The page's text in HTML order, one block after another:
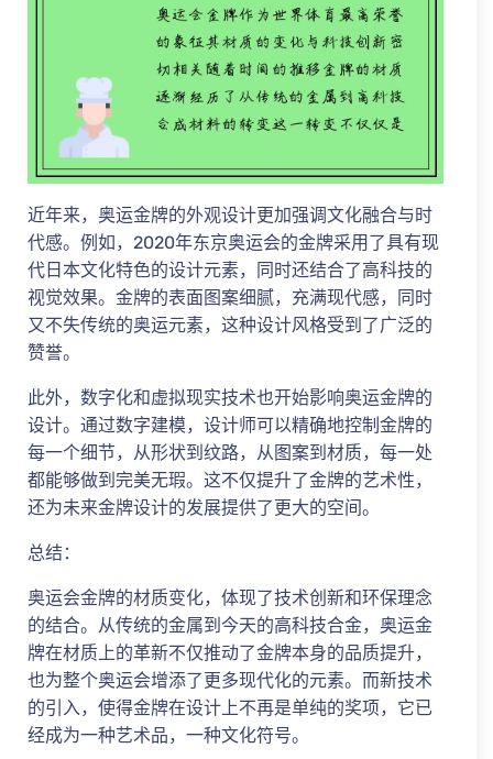
近年来，奥运金牌的外观设计更加强调文化融合与时
代感。例如，2020年东京奥运会的金牌采用了具有现
代日本文化特色的设计元素，同时还结合了高科技的
视觉效果。金牌的表面图案细腻，充满现代感，同时
又不失传统的奥运元素，这种设计风格受到了广泛的
赞誉。
此外，数字化和虚拟现实技术也开始影响奥运金牌的
设计。通过数字建模，设计师可以精确地控制金牌的
每一个细节，从形状到纹路，从图案到材质，每一处
都能够做到完美无瑕。这不仅提升了金牌的艺术性，
还为未来金牌设计的发展提供了更大的空间。
总结：
奥运会金牌的材质变化，体现了技术创新和环保理念
的结合。从传统的金属到今天的高科技合金，奥运金
牌在材质上的革新不仅推动了金牌本身的品质提升，
也为整个奥运会增添了更多现代化的元素。而新技术
的引入，使得金牌在设计上不再是单纯的奖项，它已
经成为一种艺术品，一种文化符号。